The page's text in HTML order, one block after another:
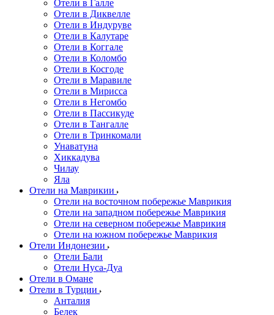
Отели в Галле
Отели в Диквелле
Отели в Индуруве
Отели в Калутаре
Отели в Коггале
Отели в Коломбо
Отели в Косгоде
Отели в Маравиле
Отели в Мирисса
Отели в Негомбо
Отели в Пассикуде
Отели в Тангалле
Отели в Тринкомали
Унаватуна
Хиккадува
Чилау
Яла
Отели на Маврикии
Отели на восточном побережье Маврикия
Отели на западном побережье Маврикия
Отели на северном побережье Маврикия
Отели на южном побережье Маврикия
Отели Индонезии
Отели Бали
Отели Нуса-Дуа
Отели в Омане
Отели в Турции
Анталия
Белек